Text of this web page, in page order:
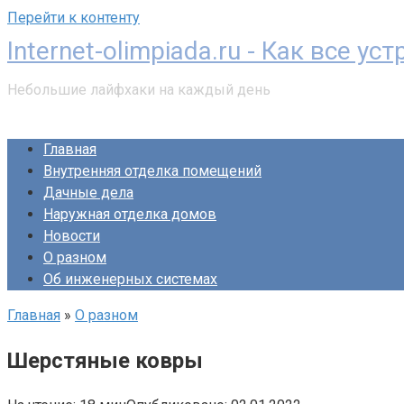
Перейти к контенту
Internet-olimpiada.ru - Как все
Небольшие лайфхаки на каждый день
Главная
Внутренняя отделка помещений
Дачные дела
Наружная отделка домов
Новости
О разном
Об инженерных системах
Главная » О разном
Шерстяные ковры